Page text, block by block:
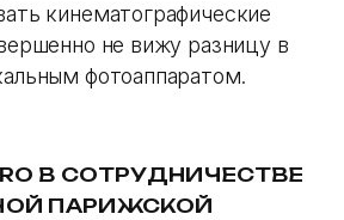
кинематографические
не вижу разницу в
фотоаппаратом.
В СОТРУДНИЧЕСТВЕ
ПАРИЖСКОЙ